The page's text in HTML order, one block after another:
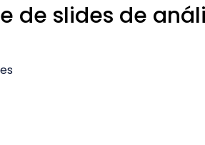
de slides de